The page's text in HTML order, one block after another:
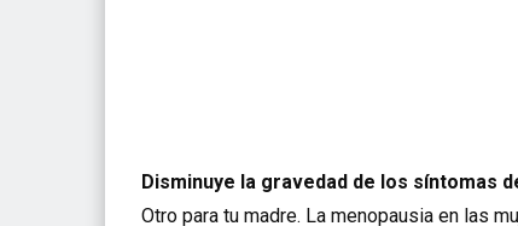
Disminuye la gravedad de los síntomas
Otro para tu madre. La menopausia en las